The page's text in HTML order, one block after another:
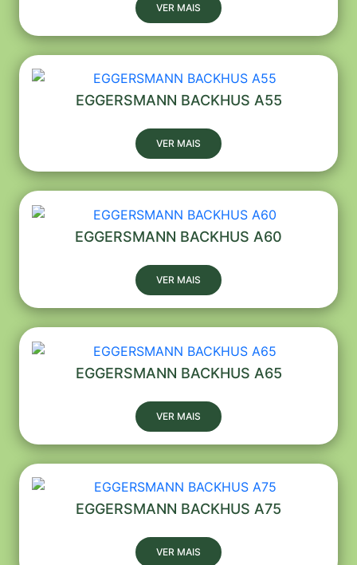
VER MAIS
EGGERSMANN BACKHUS A55
VER MAIS
EGGERSMANN BACKHUS A60
VER MAIS
EGGERSMANN BACKHUS A65
VER MAIS
EGGERSMANN BACKHUS A75
VER MAIS